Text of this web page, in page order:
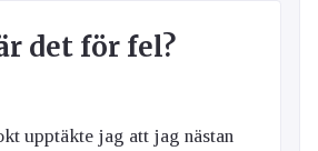
det för fel?
upptäkte jag att jag nästan